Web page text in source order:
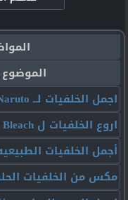
الموضوع
اجمل الخلفيات لــ Naruto
اروع الخلفيات ل Bleach
أجمل الخلفيات
مكس من الخلفيات